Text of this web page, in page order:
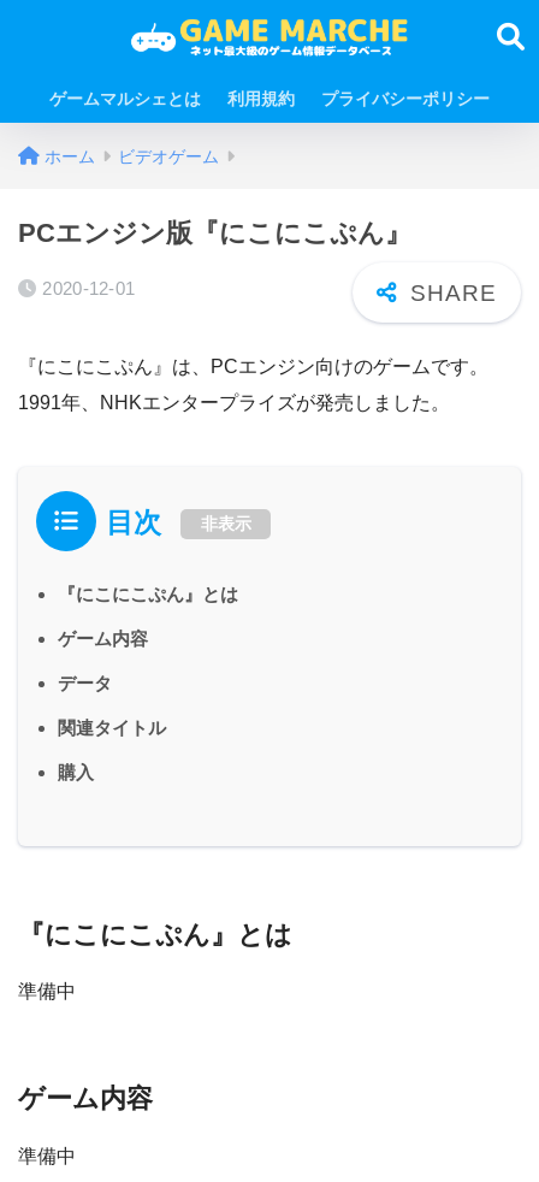
ゲームマルシェとは 利用規約 プライバシーポリシー
ホーム ビデオゲーム
PCエンジン版『にこにこぷん』
2020-12-01
『にこにこぷん』は、PCエンジン向けのゲームです。
1991年、NHKエンタープライズが発売しました。
目次 非表示
『にこにこぷん』とは
ゲーム内容
データ
関連タイトル
購入
『にこにこぷん』とは
準備中
ゲーム内容
準備中